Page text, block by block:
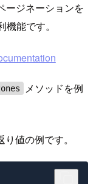
ージネーションを
能です。
メソッドを例
値の例です。